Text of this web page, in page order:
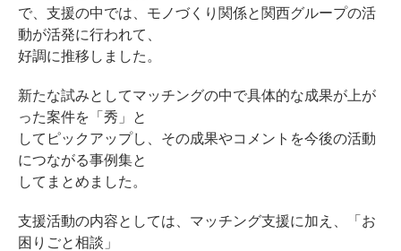
で、支援の中では、モノづくり関係と関西グループの活
動が活発に行われて、
好調に推移しました。
新たな試みとしてマッチングの中で具体的な成果が上が
った案件を「秀」と
してピックアップし、その成果やコメントを今後の活動
につながる事例集と
してまとめました。
支援活動の内容としては、マッチング支援に加え、「お
困りごと相談」